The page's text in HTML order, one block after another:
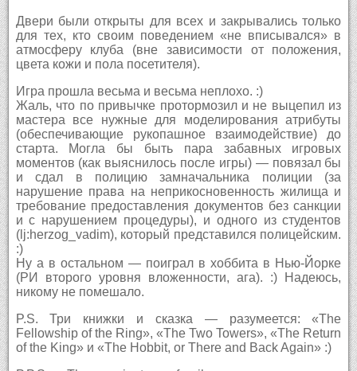
Двери были открыты для всех и закрывались только
для тех, кто своим поведением «не вписывался» в
атмосферу клуба (вне зависимости от положения,
цвета кожи и пола посетителя).
Игра прошла весьма и весьма неплохо. :)
Жаль, что по привычке протормозил и не выцепил из
мастера все нужные для моделирования атрибуты
(обеспечивающие рукопашное взаимодействие) до
старта. Могла бы быть пара забавных игровых
моментов (как выяснилось после игры) — повязал бы
и сдал в полицию замначальника полиции (за
нарушение права на неприкосновенность жилища и
требование предоставления документов без санкции
и с нарушением процедуры), и одного из студентов
(lj:herzog_vadim), который представился полицейским.
:)
Ну а в остальном — поиграл в хоббита в Нью-Йорке
(РИ второго уровня вложенности, ага). :) Надеюсь,
никому не помешало.
P.S. Три книжки и сказка — разумеется: «The
Fellowship of the Ring», «The Two Towers», «The Return
of the King» и «The Hobbit, or There and Back Again» :)